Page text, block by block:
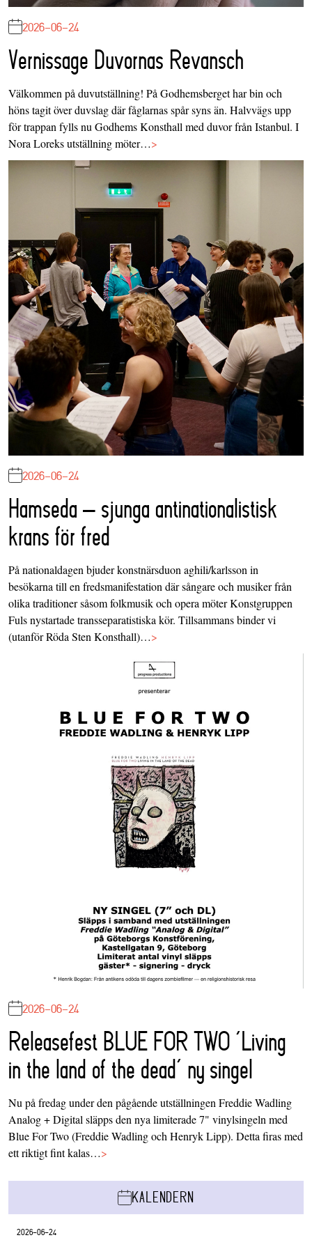
2026-06-24
Vernissage Duvornas Revansch
Välkommen på duvutställning! På Godhemsberget har bin och
höns tagit över duvslag där fåglarnas spår syns än. Halvvägs upp
för trappan fylls nu Godhems Konsthall med duvor från Istanbul. I
Nora Loreks utställning möter…>
2026-06-24
Hamseda – sjunga antinationalistisk
krans för fred
På nationaldagen bjuder konstnärsduon aghili/karlsson in
besökarna till en fredsmanifestation där sångare och musiker från
olika traditioner såsom folkmusik och opera möter Konstgruppen
Fuls nystartade transseparatistiska kör. Tillsammans binder vi
(utanför Röda Sten Konsthall)…>
2026-06-24
Releasefest BLUE FOR TWO ‘Living
in the land of the dead’ ny singel
Nu på fredag under den pågående utställningen Freddie Wadling
Analog + Digital släpps den nya limiterade 7" vinylsingeln med
Blue For Two (Freddie Wadling och Henryk Lipp). Detta firas med
ett riktigt fint kalas…>
KALENDERN
2026-06-24